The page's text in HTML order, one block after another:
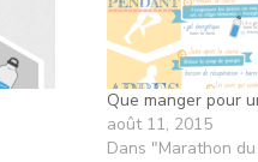
Que manger pour
août 11, 2015
Dans "Marathon